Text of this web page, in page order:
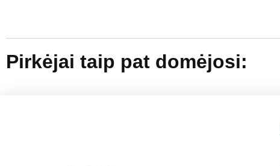
Pirkėjai taip pat domėjosi: